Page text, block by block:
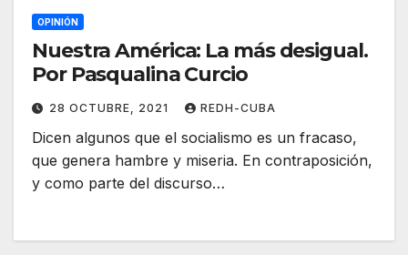
OPINIÓN
Nuestra América: La más desigual.
Por Pasqualina Curcio
28 OCTUBRE, 2021 REDH-CUBA
Dicen algunos que el socialismo es un fracaso,
que genera hambre y miseria. En contraposición,
y como parte del discurso…